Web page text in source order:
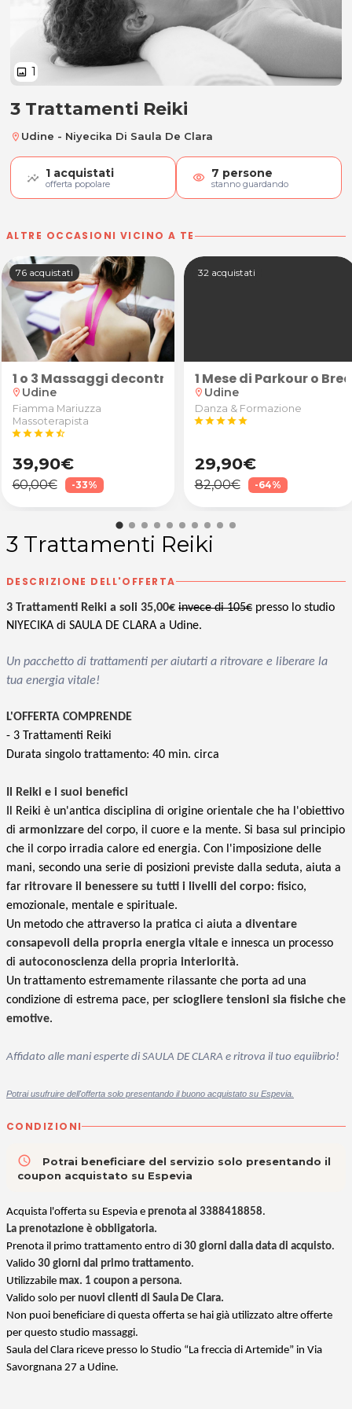
image 1
3 Trattamenti Reiki
3 Trattamenti Reiki
location_on Udine - Niyecika Di Saula De Clara
1 acquistati
offerta popolare visibility 7 persone
stanno guardando
ALTRE OCCASIONI VICINO A TE
76 acquistati
1 o 3 Massaggi decontratturanti/sportivi
location_on Udine
Fiamma Mariuzza
Massoterapista
starstarstarstarstar_half
39,90€
60,00€ -33%
32 acquistati
1 Mese di Parkour o
location_on Udine
Danza & Formazione
starstarstarstarstar
29,90€
82,00€ -64%
3 Trattamenti Reiki
DESCRIZIONE DELL'OFFERTA
3 Trattamenti Reiki a soli 35,00€ invece di 105€ presso lo studio
NIYECIKA di SAULA DE CLARA a Udine.
Un pacchetto di trattamenti per aiutarti a ritrovare e liberare la
tua energia vitale!
L'OFFERTA COMPRENDE
- 3 Trattamenti Reiki
Durata singolo trattamento: 40 min. circa
Il Reiki e i suoi benefici
Il Reiki è un'antica disciplina di origine orientale che ha l'obiettivo
di armonizzare del corpo, il cuore e la mente. Si basa sul principio
che il corpo irradia calore ed energia. Con l'imposizione delle
mani, secondo una serie di posizioni previste dalla seduta, aiuta a
far ritrovare il benessere su tutti i livelli del corpo: fisico,
emozionale, mentale e spirituale.
Un metodo che attraverso la pratica ci aiuta a diventare
consapevoli della propria energia vitale e innesca un processo
di autoconoscienza della propria interiorità.
Un trattamento estremamente rilassante che porta ad una
condizione di estrema pace, per sciogliere tensioni sia fisiche che
emotive.
Affidato alle mani esperte di SAULA DE CLARA e ritrova il tuo equiibrio!
Potrai usufruire dell'offerta solo presentando il buono acquistato su Espevia.
CONDIZIONI
access_time
Potrai beneficiare del servizio solo presentando il
coupon acquistato su Espevia
Acquista l'offerta su Espevia e prenota al 3388418858.
La prenotazione è obbligatoria.
Prenota il primo trattamento entro di 30 giorni dalla data di acquisto.
Valido 30 giorni dal primo trattamento.
Utilizzabile max. 1 coupon a persona.
Valido solo per nuovi clienti di Saula De Clara.
Non puoi beneficiare di questa offerta se hai già utilizzato altre offerte
per questo studio massaggi.
Saula del Clara riceve presso lo Studio “La freccia di Artemide” in Via
Savorgnana 27 a Udine.